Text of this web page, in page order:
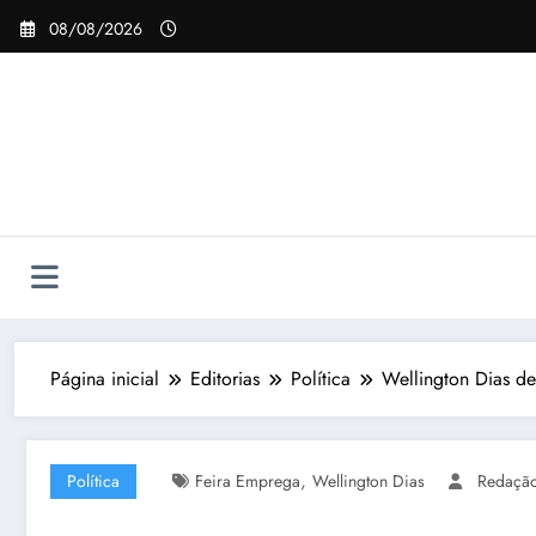
Pular
para
08/08/2026
Página inicial Editorias Política Wellington Dias
Política Feira Emprega, Wellington Dias